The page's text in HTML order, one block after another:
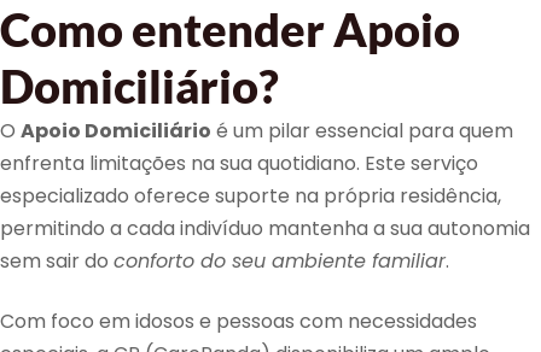
Como entender Apoio
Domiciliário?
O Apoio Domiciliário é um pilar essencial para quem
enfrenta limitações na sua quotidiano. Este serviço
especializado oferece suporte na própria residência,
permitindo a cada indivíduo mantenha a sua autonomia
sem sair do conforto do seu ambiente familiar.
Com foco em idosos e pessoas com necessidades